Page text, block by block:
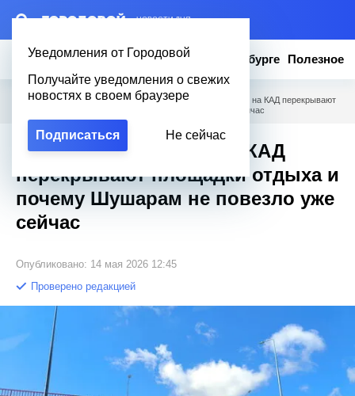
– НОВОСТИ ДНЯ
Уведомления от Городовой
Получайте уведомления о свежих
новостях в своем браузере
Подписаться Не сейчас
Новости Эксклюзив Вопросы о Петербурге Полезное
Городовой Новости Петербурга / ПМЭФ близко: зачем на КАД перекрывают
площадки отдыха и почему Шушарам не повезло уже сейчас
ПМЭФ близко: зачем на КАД
перекрывают площадки отдыха и
почему Шушарам не повезло уже
сейчас
Опубликовано: 14 мая 2026 12:45
Проверено редакцией